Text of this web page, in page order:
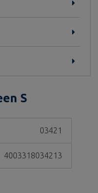
S
03421
4003318034213